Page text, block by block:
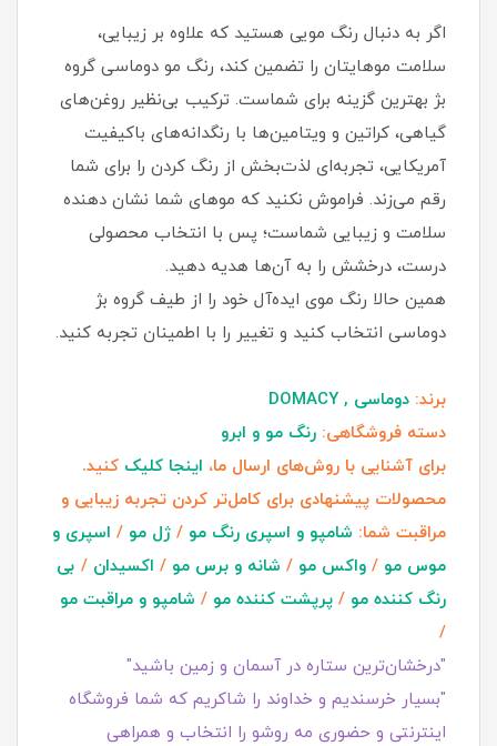
اگر به دنبال رنگ مویی هستید که علاوه بر زیبایی،
سلامت موهایتان را تضمین کند، رنگ مو دوماسی گروه
بژ بهترین گزینه برای شماست. ترکیب بی‌نظیر روغن‌های
گیاهی، کراتین و ویتامین‌ها با رنگدانه‌های باکیفیت
آمریکایی، تجربه‌ای لذت‌بخش از رنگ کردن را برای شما
رقم می‌زند. فراموش نکنید که موهای شما نشان دهنده
سلامت و زیبایی شماست؛ پس با انتخاب محصولی
درست، درخشش را به آن‌ها هدیه دهید.
همین حالا رنگ موی ایده‌آل خود را از طیف گروه بژ
دوماسی انتخاب کنید و تغییر را با اطمینان تجربه کنید.
برند: دوماسی , DOMACY
دسته فروشگاهی: رنگ مو و ابرو
برای آشنایی با روش‌های ارسال ما، اینجا کلیک کنید.
محصولات پیشنهادی برای کامل‌تر کردن تجربه زیبایی و
مراقبت شما: شامپو و اسپری رنگ مو / ژل مو / اسپری و
موس مو / واکس مو / شانه و برس مو / اکسیدان / بی
رنگ کننده مو / پرپشت کننده مو / شامپو و مراقبت مو
/
"درخشان‌ترین ستاره در آسمان و زمین باشید"
"بسیار خرسندیم و خداوند را شاکریم که شما فروشگاه
اینترنتی و حضوری مه روشو را انتخاب و همراهی